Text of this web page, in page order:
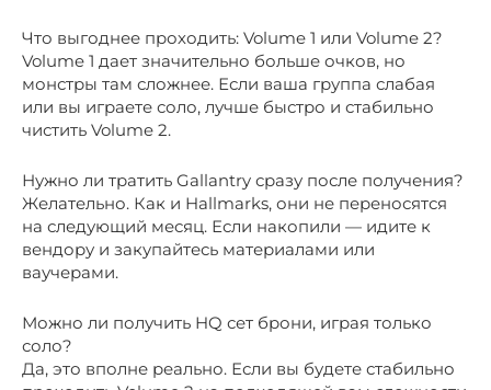
Что выгоднее проходить: Volume 1 или Volume 2?
Volume 1 дает значительно больше очков, но
монстры там сложнее. Если ваша группа слабая
или вы играете соло, лучше быстро и стабильно
чистить Volume 2.
Нужно ли тратить Gallantry сразу после получения?
Желательно. Как и Hallmarks, они не переносятся
на следующий месяц. Если накопили — идите к
вендору и закупайтесь материалами или
ваучерами.
Можно ли получить HQ сет брони, играя только
соло?
Да, это вполне реально. Если вы будете стабильно